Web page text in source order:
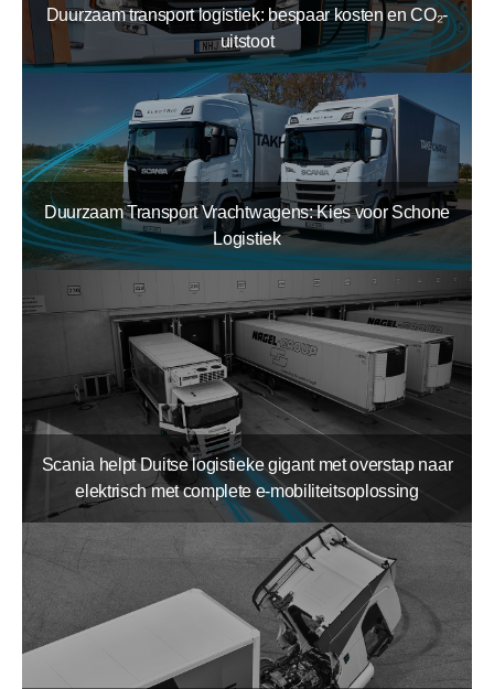
Duurzaam transport logistiek: bespaar kosten en CO₂-
uitstoot
Duurzaam Transport Vrachtwagens: Kies voor Schone
Logistiek
Scania helpt Duitse logistieke gigant met overstap naar
elektrisch met complete e-mobiliteitsoplossing